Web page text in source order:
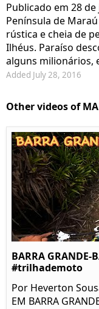
Publicado em 28
Península de
rústica e cheia de
Ilhéus. Paraíso
alguns milionários,
Added July 28, 2016
Other videos of
BARRA GRANDE-
#trilhademoto
Por Heverton
EM BARRA